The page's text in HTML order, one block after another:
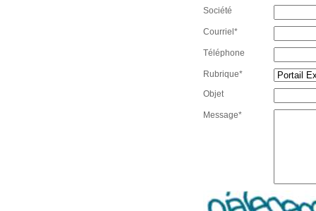
Société
Courriel*
Téléphone
Rubrique*
Objet
Message*